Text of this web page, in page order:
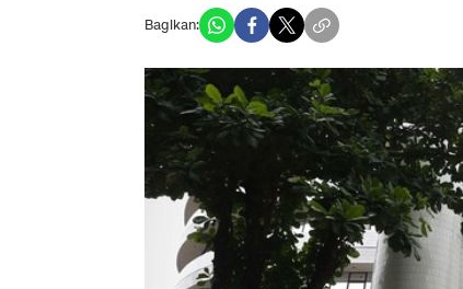
Bagikan: